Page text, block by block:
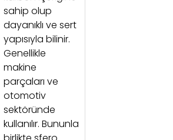
sahip olup
dayanıklı ve sert
yapısıyla bilinir.
Genellikle
makine
parçaları ve
otomotiv
sektöründe
kullanılır. Bununla